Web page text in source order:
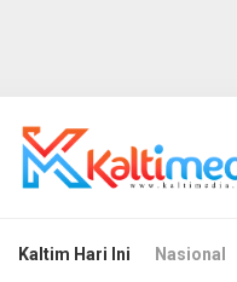
Kaltim Hari Ini Nasional